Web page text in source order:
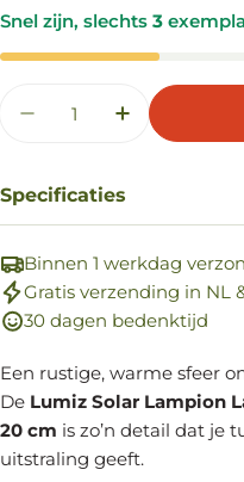
Snel zijn, slechts 3
AANTAL AANTAL
Specificaties
Binnen 1 werkdag
Gratis verzending in NL
30 dagen bedenktijd
Een rustige, warme sfeer
De Lumiz Solar Lampion
20 cm is zo’n detail dat je
uitstraling geeft.